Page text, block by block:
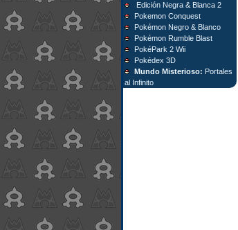
Edición Negra & Blanca 2
Pokemon Conquest
Pokémon Negro & Blanco
Pokémon Rumble Blast
PokéPark 2 Wii
Pokédex 3D
Mundo Misterioso: Portales
al Infinito